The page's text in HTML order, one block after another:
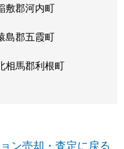
敷郡河内町
島郡五霞町
相馬郡利根町
ン売却・査定に戻る